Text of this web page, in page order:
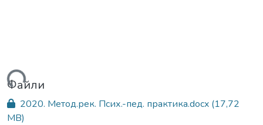
Файли
2020. Метод.рек. Псих.-пед. практика.docx (17,72
MB)